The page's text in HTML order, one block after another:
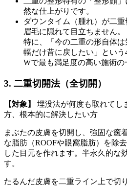
然な仕上がりです。
ダウンタイム（腫れ）が二
眉毛に隠れて目立ちません。
特に、「今の二重の形自体は
幅だけ昔に戻したい」とい
Wで最も満足度の高い施術の
3. 二重切開法（全切開）
【対象】
埋没法が何度も取れてし
方、根本的に解決したい方
まぶたの皮膚を切開し、強固な癒
な脂肪（ROOFや眼窩脂肪）を除
した目元を作れます。半永久的な
す。
たるんだ皮膚を二重ライン上で切